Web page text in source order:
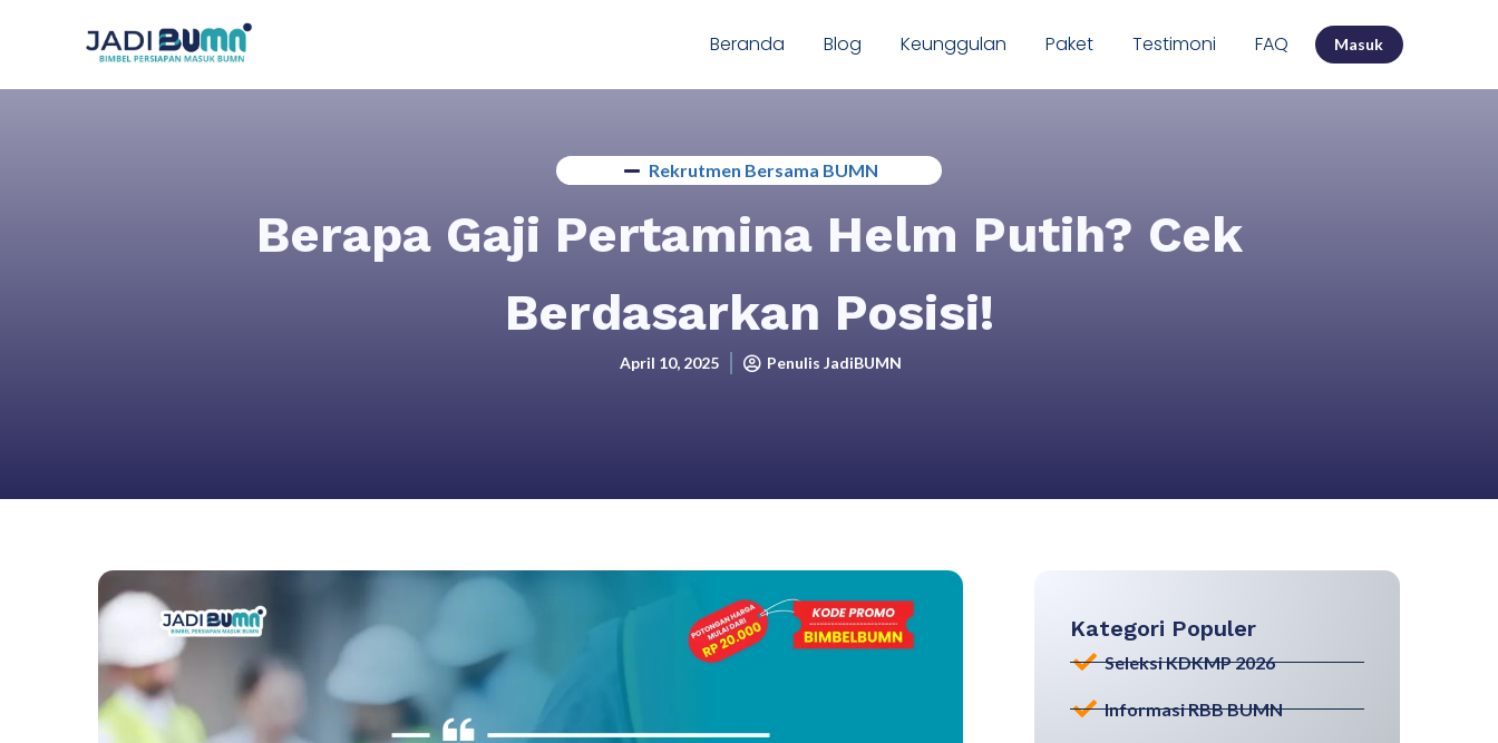
Beranda Blog Keunggulan Paket Testimoni FAQ Masuk
Rekrutmen Bersama BUMN
Berapa Gaji Pertamina Helm Putih? Cek
Berdasarkan Posisi!
April 10, 2025 Penulis JadiBUMN
Kategori Populer
Seleksi KDKMP 2026
Informasi RBB BUMN